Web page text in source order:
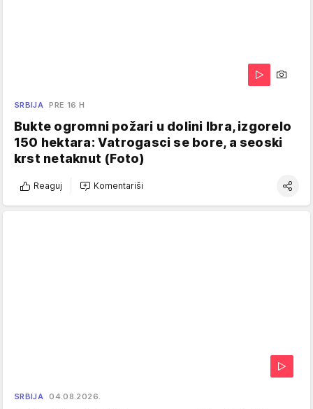
SRBIJA PRE 16 H
Bukte ogromni požari u dolini Ibra, izgorelo
150 hektara: Vatrogasci se bore, a seoski
krst netaknut (Foto)
Reaguj Komentariši
SRBIJA 04.08.2026.